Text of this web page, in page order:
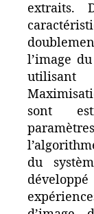
extraits.
l’image
utilisant
sont
du